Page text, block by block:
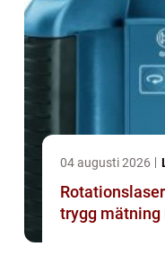
04 augusti 2026
trygg mätning